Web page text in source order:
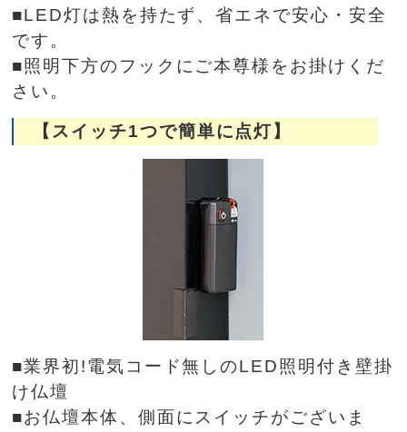
■LED灯は熱を持たず、省エネで安心・安全
です。
■照明下方のフックにご本尊様をお掛けくだ
さい。
【スイッチ1つで簡単に点灯】
■業界初!電気コード無しのLED照明付き壁掛
け仏壇
■お仏壇本体、側面にスイッチがございま